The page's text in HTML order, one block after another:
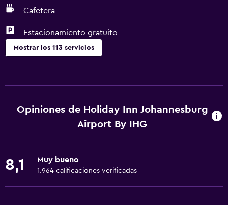
Cafetera
Estacionamiento gratuito
Mostrar los 113 servicios
Wifi disponible en todas las instalaciones
Internet
Alarma de humo
Calefacción
Opiniones de Holiday Inn Johannesburg
Airport By IHG
8,1 Muy bueno
1.964 calificaciones verificadas